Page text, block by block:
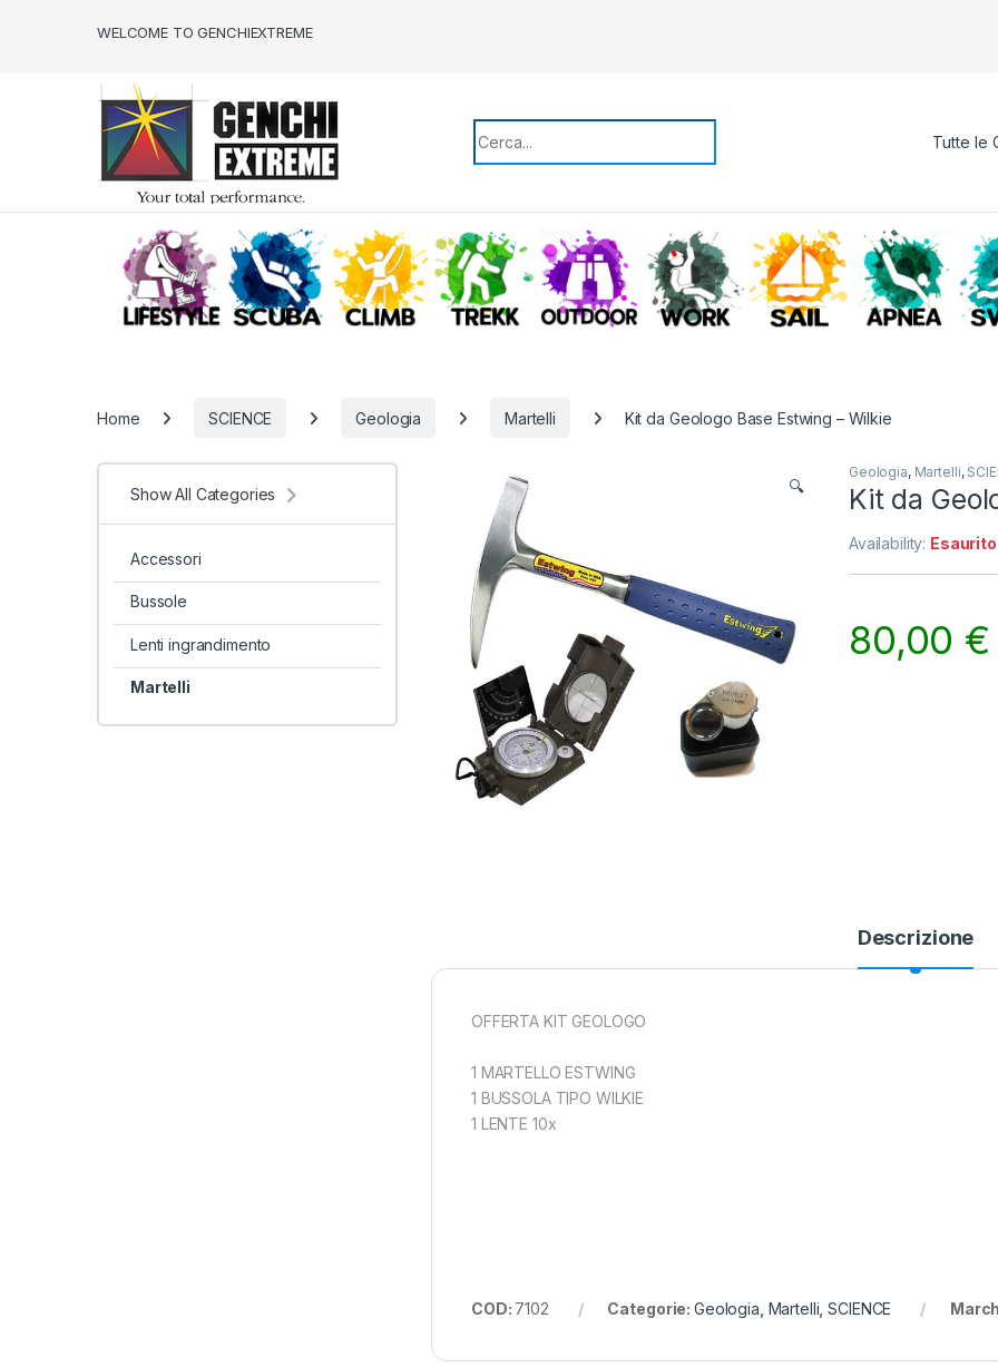
WELCOME TO GENCHIEXTREME
Search for:
LIFESTYLE SCUBA CLIMB TREKKING OUTDOOR WORK SAIL
Home SCIENCE Geologia Martelli Kit da Geologo Base Estwing – Wilkie
🔍
Geologia, Martelli,
Kit da
Availability: Esaurito
80,00 €
Descrizione
OFFERTA KIT GEOLOGO
1 MARTELLO ESTWING
1 BUSSOLA TIPO WILKIE
1 LENTE 10x
COD: 7102 Categorie: Geologia Martelli ,SCIENCE
Show All Categories
Accessori
Bussole
Lenti ingrandimento
Martelli